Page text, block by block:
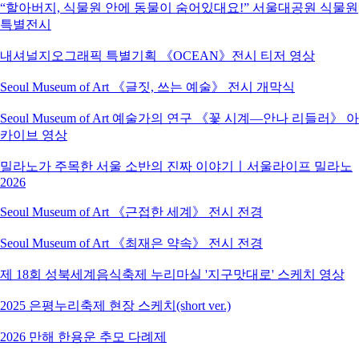
“할아버지, 식물원 안에 동물이 숨어있대요!” 서울대공원 식물원
특별전시
내셔널지오그래픽 특별기획 《OCEAN》전시 티저 영상
Seoul Museum of Art 《글짓, 쓰는 예술》 전시 개막식
Seoul Museum of Art 예술가의 연구 《꽃 시계―안나 리들러》 아
카이브 영상
밀라노가 주목한 서울 소반의 진짜 이야기ㅣ서울라이프 밀라노
2026
Seoul Museum of Art 《근접한 세계》 전시 전경
Seoul Museum of Art 《최재은 약속》 전시 전경
제 18회 성북세계음식축제 누리마실 '지구맛대로' 스케치 영상
2025 은평누리축제 현장 스케치(short ver.)
2026 만해 한용운 추모 다례제